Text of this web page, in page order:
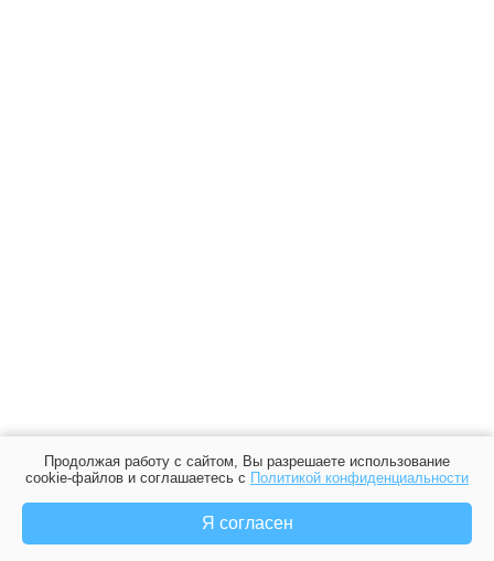
Продолжая работу с сайтом, Вы разрешаете использование
cookie-файлов и соглашаетесь с Политикой конфиденциальности
Я согласен